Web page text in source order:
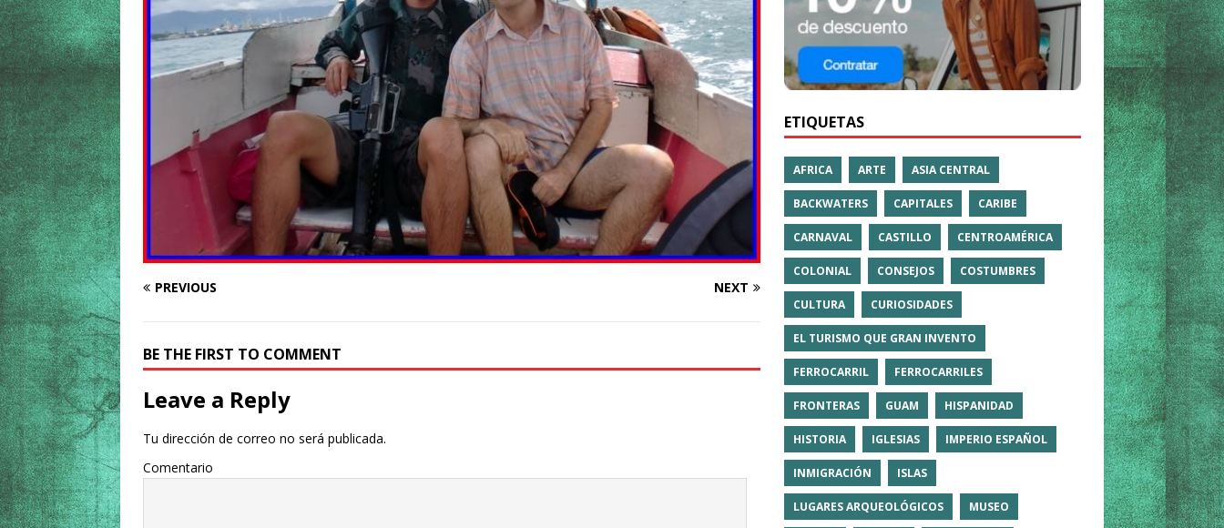
PREVIOUS NEXT
BE THE FIRST TO COMMENT
Leave a Reply
Tu dirección de correo no será publicada.
Comentario
ETIQUETAS
AFRICA ARTE ASIA CENTRAL
BACKWATERS CAPITALES CARIBE
CARNAVAL CASTILLO CENTROAMÉRICA
COLONIAL CONSEJOS COSTUMBRES
CULTURA CURIOSIDADES
EL TURISMO QUE GRAN INVENTO
FERROCARRIL FERROCARRILES
FRONTERAS GUAM HISPANIDAD
HISTORIA IGLESIAS IMPERIO ESPAÑOL
INMIGRACIÓN ISLAS
LUGARES ARQUEOLÓGICOS MUSEO